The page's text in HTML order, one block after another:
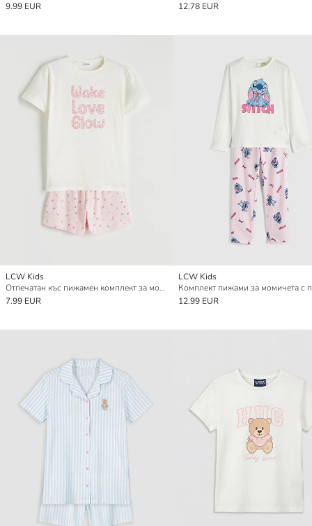
9.99 EUR
12.78 EUR
LCW Kids
Отпечатан къс пижамен комплект за момичета
7.99 EUR
LCW Kids
12.99 EUR